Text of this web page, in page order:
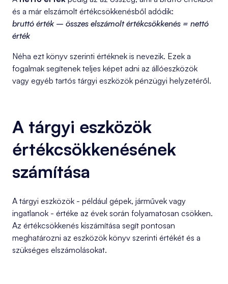
és a már elszámolt értékcsökkenésből adódik:
bruttó érték – összes elszámolt értékcsökkenés = nettó
érték
Néha ezt könyv szerinti értéknek is nevezik. Ezek a
fogalmak segítenek teljes képet adni az állóeszközök
vagy egyéb tartós tárgyi eszközök pénzügyi helyzetéről.
A tárgyi eszközök
értékcsökkenésének
számítása
A tárgyi eszközök - például gépek, járművek vagy
ingatlanok - értéke az évek során folyamatosan csökken.
Az értékcsökkenés kiszámítása segít pontosan
meghatározni az eszközök könyv szerinti értékét és a
szükséges elszámolásokat.